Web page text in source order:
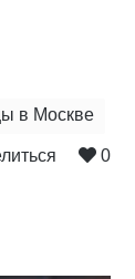
в Москве
0